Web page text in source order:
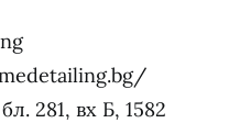
281, вх Б, 1582